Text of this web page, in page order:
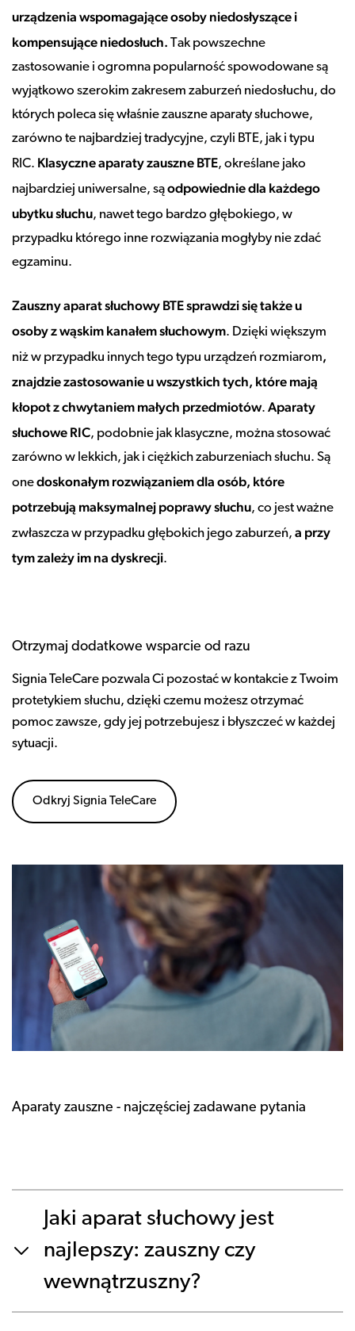
urządzenia wspomagające osoby niedosłyszące i
kompensujące niedosłuch. Tak powszechne
zastosowanie i ogromna popularność spowodowane są
wyjątkowo szerokim zakresem zaburzeń niedosłuchu, do
których poleca się właśnie zauszne aparaty słuchowe,
zarówno te najbardziej tradycyjne, czyli BTE, jak i typu
RIC. Klasyczne aparaty zauszne BTE, określane jako
najbardziej uniwersalne, sąodpowiednie dla każdego
ubytku słuchu, nawet tego bardzo głębokiego, w
przypadku którego inne rozwiązania mogłyby nie zdać
egzaminu.
Zauszny aparat słuchowy BTE sprawdzi się także u
osoby z wąskim kanałem słuchowym. Dzięki większym
niż w przypadku innych tego typu urządzeń rozmiarom,
znajdzie zastosowanie u wszystkich tych, które mają
kłopot z chwytaniem małych przedmiotów. Aparaty
słuchowe RIC, podobnie jak klasyczne, można stosować
zarówno w lekkich, jak i ciężkich zaburzeniach słuchu. Są
onedoskonałym rozwiązaniem dla osób, które
potrzebują maksymalnej poprawy słuchu, co jest ważne
zwłaszcza w przypadku głębokich jego zaburzeń, a przy
tym zależy im na dyskrecji.
Otrzymaj dodatkowe wsparcie od razu
Signia TeleCare pozwala Ci pozostać w kontakcie z Twoim
protetykiem słuchu, dzięki czemu możesz otrzymać
pomoc zawsze, gdy jej potrzebujesz i błyszczeć w każdej
sytuacji.
Odkryj Signia TeleCare
Aparaty zauszne - najczęściej zadawane pytania
Jaki aparat słuchowy jest
najlepszy: zauszny czy
wewnątrzuszny?